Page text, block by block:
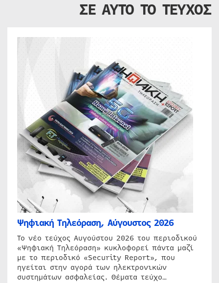
ΣΕ ΑΥΤΟ ΤΟ ΤΕΥΧΟΣ
Ψηφιακή Τηλεόραση, Αύγουστος 2026
Το νέο τεύχος Αυγούστου 2026 του περιοδικού
«Ψηφιακή Τηλεόραση» κυκλοφορεί πάντα μαζί
με το περιοδικό «Security Report», που
ηγείται στην αγορά των ηλεκτρονικών
συστημάτων ασφαλείας. Θέματα τεύχο…